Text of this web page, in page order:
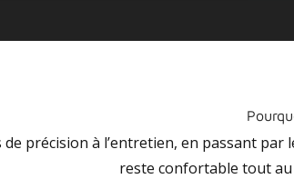
précision à l’entretien, en passant
reste confortable tout au